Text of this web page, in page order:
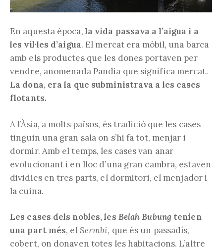
En aquesta època,la vida passava a l’aigua i a
les vil·les d’aigua. El mercat era mòbil, una barca
amb els productes que les dones portaven per
vendre, anomenada Pandia que significa mercat.
La dona, era la que subministrava a les cases
flotants.
A l’Àsia, a molts països, és tradició que les cases
tinguin una gran sala on s’hi fa tot, menjar i
dormir. Amb el temps, les cases van anar
evolucionant i en lloc d’una gran cambra, estaven
dividies en tres parts, el dormitori, el menjador i
la cuina.
Les cases dels nobles, les Belah Bubung tenien
una part més, elSermbi, que és un passadís,
cobert, on donaven totes les habitacions. L’altre